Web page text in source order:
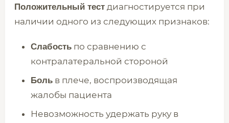
Положительный тест диагностируется при
наличии одного из следующих признаков:
Слабость по сравнению с
контралатеральной стороной
Боль в плече, воспроизводящая
жалобы пациента
Невозможность удержать руку в